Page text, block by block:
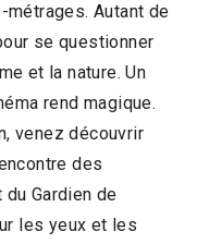
Autant de
se questionner
et la nature. Un
rend magique.
venez découvrir
des
Gardien de
les yeux et les